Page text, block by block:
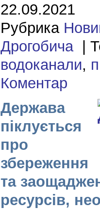
22.09.2021
Рубрика
Дрогобича|
водоканали,
Коментар
Держава
піклується
про
збереження
та
ресурсів,